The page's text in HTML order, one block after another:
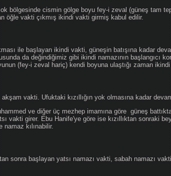
bölgesinde cismin gölge boyu fey-i zeval (güneş tam
öğle vakti çıkmış ikindi vakti girmiş kabul edilir.
ile başlayan ikindi vakti, güneşin batışına kadar
da değindiğimiz gibi ikindi namazının başlangıcı
(fey-i zeval hariç) kendi boyuna ulaştığı zaman
vakti. Ufuktaki kızıllığın yok olmasına kadar
ve diğer üç mezhep imamına göre güneş
vakti girer. Ebu Hanife'ye göre ise kızıllıktan sonraki
namaz kılınabilir.
sonra başlayan yatsı namazı vakti, sabah namazı